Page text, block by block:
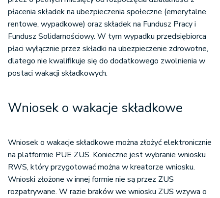
płacenia składek na ubezpieczenia społeczne (emerytalne,
rentowe, wypadkowe) oraz składek na Fundusz Pracy i
Fundusz Solidarnościowy. W tym wypadku przedsiębiorca
płaci wyłącznie przez składki na ubezpieczenie zdrowotne,
dlatego nie kwalifikuje się do dodatkowego zwolnienia w
postaci wakacji składkowych.
Wniosek o wakacje składkowe
Wniosek o wakacje składkowe można złożyć elektronicznie
na platformie PUE ZUS. Konieczne jest wybranie wniosku
RWS, który przygotować można w kreatorze wniosku.
Wnioski złożone w innej formie nie są przez ZUS
rozpatrywane. W razie braków we wniosku ZUS wzywa o